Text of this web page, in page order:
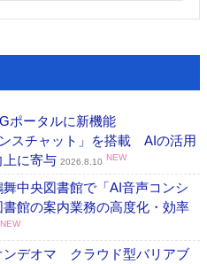
ポータルに新機能
ンスチャット」を搭載 AIの活用
上に寄与 2026.8.10 NEW
中央図書館で「AI音声コンシ
館の案内業務の高度化・効率
NEW
ンデオマ クラウド型バリアブ